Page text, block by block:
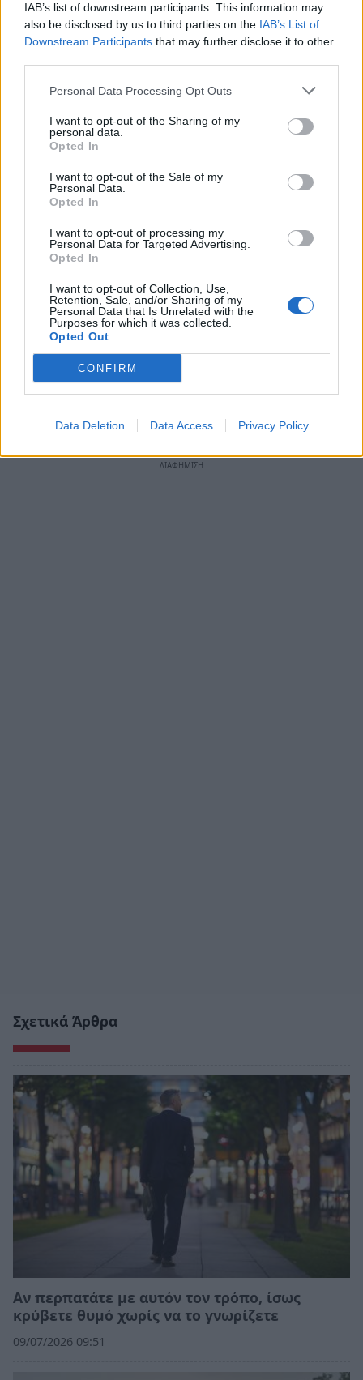
IAB’s list of downstream participants. This information may
also be disclosed by us to third parties on the IAB’s List of
Downstream Participants that may further disclose it to other
Personal Data Processing Opt Outs
I want to opt-out of the Sharing of my
personal data.
Opted In
I want to opt-out of the Sale of my
Personal Data.
Opted In
I want to opt-out of processing my
Personal Data for Targeted Advertising.
Opted In
I want to opt-out of Collection, Use,
Retention, Sale, and/or Sharing of my
Personal Data that Is Unrelated with the
Purposes for which it was collected.
Opted Out
CONFIRM
Data Deletion Data Access Privacy Policy
Ο θυμός είναι απίστευτα τοξικός για τον ίδιο
που τον αισθάνεται, αλλά και για το περιβάλλον
που το απορροφά. Οι άνθρωποι που θυμώνουν
έχουν χαμηλή αυτοεκτίμηση, αυτοπεποίθηση
Χαρακτηριστικό τους γνώρισμα είναι ο εγωισμός
και ο ναρκισσισμός.
Βγάζουμε λοιπόν το θυμό από τη ζωή μας, για
να ζήσουμε ισορροπημένα και ήρεμα, στοιχεία
που είναι οι βασικές προϋποθέσεις για την
εξέλιξή μας!
Πηγή:thriveglobal.gr
Ακολουθήστε το notospress.grστο Google News και
μάθετε πρώτοιόλες τις ειδήσεις
ΘΥΜΟΣ ΑΥΤΟΒΕΛΤΙΩΣΗ
Σχετικά Άρθρα
Αν περπατάτε με αυτόν τον τρόπο, ίσως
κρύβετε θυμό χωρίς να το γνωρίζετε
09/07/2026 09:51